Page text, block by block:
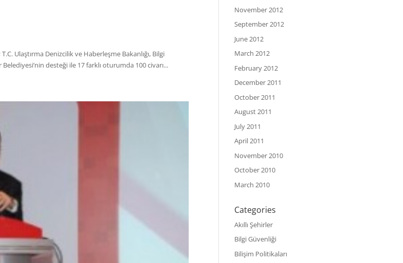
Ulaştırma Denizcilik ve Haberleşme Bakanlığı, Bilgi
desteği ile 17 farklı oturumda 100 civarı...
November 2012
September 2012
June 2012
March 2012
February 2012
December 2011
October 2011
August 2011
July 2011
April 2011
November 2010
October 2010
March 2010
Categories
Akıllı Şehirler
Bilgi Güvenliği
Bilişim Politikaları